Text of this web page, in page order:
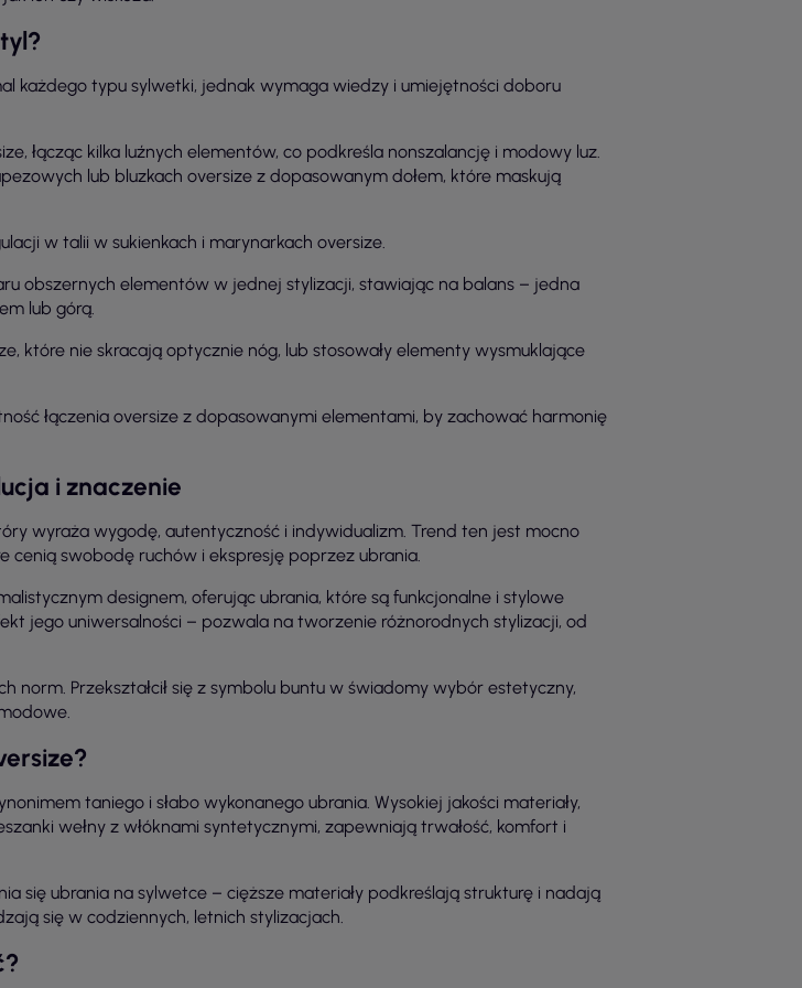
każdego typu sylwetki, jednak wymaga wiedzy i umiejętności doboru
łącząc kilka luźnych elementów, co podkreśla nonszalancję i modowy luz.
lub bluzkach oversize z dopasowanym dołem, które maskują
w talii w sukienkach i marynarkach oversize.
obszernych elementów w jednej stylizacji, stawiając na balans – jedna
lub górą.
które nie skracają optycznie nóg, lub stosowały elementy wysmuklające
łączenia oversize z dopasowanymi elementami, by zachować harmonię
i znaczenie
wyraża wygodę, autentyczność i indywidualizm. Trend ten jest mocno
cenią swobodę ruchów i ekspresję poprzez ubrania.
designem, oferując ubrania, które są funkcjonalne i stylowe
jego uniwersalności – pozwala na tworzenie różnorodnych stylizacji, od
Przekształcił się z symbolu buntu w świadomy wybór estetyczny,
taniego i słabo wykonanego ubrania. Wysokiej jakości materiały,
wełny z włóknami syntetycznymi, zapewniają trwałość, komfort i
się ubrania na sylwetce – cięższe materiały podkreślają strukturę i nadają
się w codziennych, letnich stylizacjach.